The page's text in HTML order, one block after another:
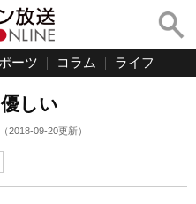
ーツ コラム ライフ
しい
（2018-09-20更新）